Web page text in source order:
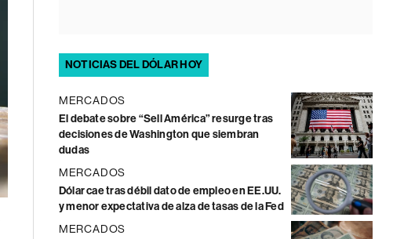
NOTICIAS DEL DÓLAR HOY
MERCADOS
El debate sobre “Sell América” resurge tras
decisiones de Washington que siembran
dudas
MERCADOS
Dólar cae tras débil dato de empleo en EE.UU.
y menor expectativa de alza de tasas de la Fed
MERCADOS